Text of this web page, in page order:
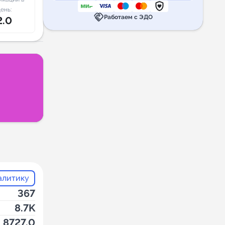
367
8.7K
8727.0
handshakeРаботаем с ЭДО